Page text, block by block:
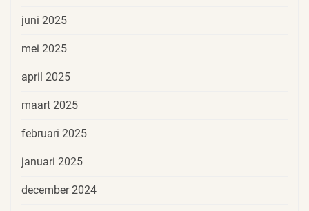
juni 2025
mei 2025
april 2025
maart 2025
februari 2025
januari 2025
december 2024